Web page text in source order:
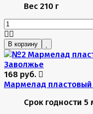
Вес 210 г
В корзину
168 руб.
Мармелад
Срок годности 5